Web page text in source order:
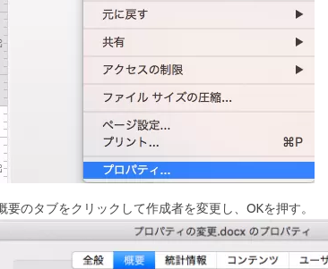
要のタブをクリックして作成者を変更し、OKを押す。